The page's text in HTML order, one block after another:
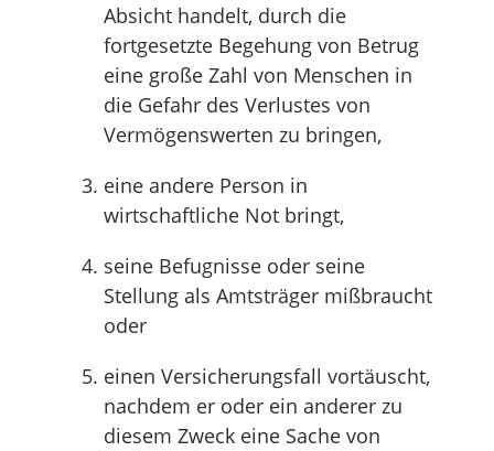
Absicht handelt, durch die
fortgesetzte Begehung von Betrug
eine große Zahl von Menschen in
die Gefahr des Verlustes von
Vermögenswerten zu bringen,
eine andere Person in
wirtschaftliche Not bringt,
seine Befugnisse oder seine
Stellung als Amtsträger mißbraucht
oder
einen Versicherungsfall vortäuscht,
nachdem er oder ein anderer zu
diesem Zweck eine Sache von